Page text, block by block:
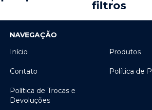
filtros
NAVEGAÇÃO
Início
Produtos
Contato Política de
Política de Trocas e
Devoluções